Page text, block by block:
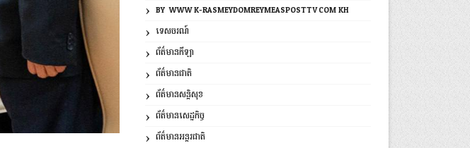
BY: WWW.K-RASMEYDOMREYMEASPOSTTV.COM.KH
ទេសចរណ៍
ព័ត៌មានកីឡា
ព័ត៌មានជាតិ
ព័ត៌មានសន្តិសុខ
ព័ត៌មានសេដ្ឋកិច្ច
ព័ត៌មានអន្តរជាតិ